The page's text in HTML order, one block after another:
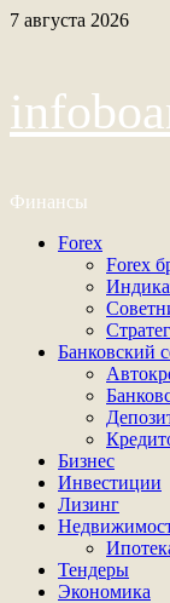
Перейти
7 августа 2026
Финансы
Основное
Forex
Forex
Банковский
Бизнес
Инвестиции
Лизинг
Тендеры
Экономика